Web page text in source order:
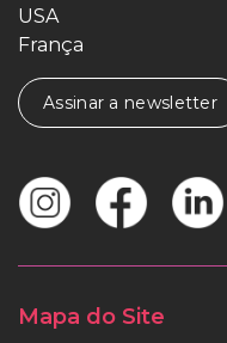
USA
França
Assinar a newsletter
Mapa do Site